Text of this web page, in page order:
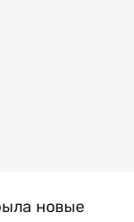
новые